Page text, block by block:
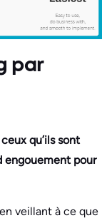
par
qu’ils sont
engouement pour
veillant à ce que